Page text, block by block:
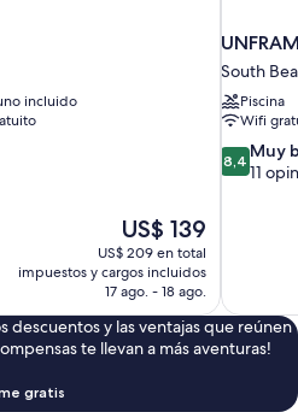
incluido
El
precio
actual
es
de
US$ 139
US$ 139
US$ 209 en total
impuestos y cargos incluidos
17 ago. - 18 ago.
South
Piscina
Wifi
8.4
de
8,4 Muy
11
descuentos y las ventajas que reúnen
te llevan a más aventuras!
gratis